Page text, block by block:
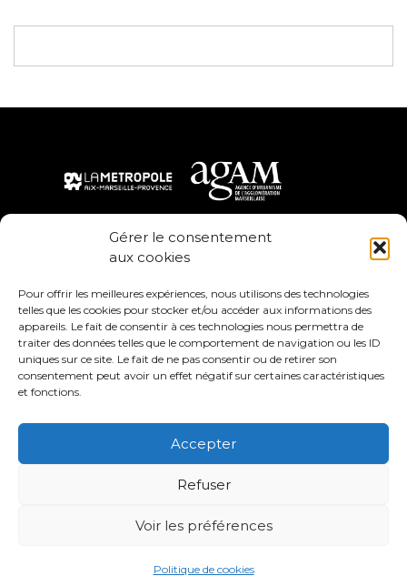
Gérer le consentement
aux cookies
Pour offrir les meilleures expériences, nous utilisons des technologies
telles que les cookies pour stocker et/ou accéder aux informations des
appareils. Le fait de consentir à ces technologies nous permettra de
traiter des données telles que le comportement de navigation ou les ID
uniques sur ce site. Le fait de ne pas consentir ou de retirer son
consentement peut avoir un effet négatif sur certaines caractéristiques
et fonctions.
Accepter
Refuser
Voir les préférences
Politique de cookies
Avec le soutien de
Communauté apprenante sur l’intensification urbaine :
partenariat initié par la Métropole Aix-Marseille-Provence
contact : agam@agam.org
© CopyrightAGAM . Tous droits réservés.